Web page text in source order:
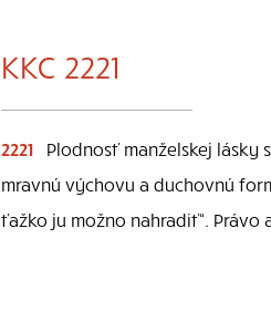
KKC 2221
2221
Plodnosť manželskej lásky
mravnú výchovu a duchovnú
ťažko ju možno nahradiť“.